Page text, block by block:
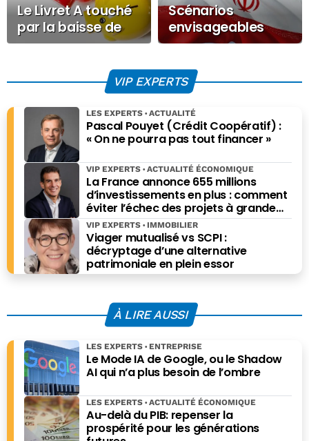
Le Livret A touché
par la baisse de
son taux mais pas
Scénarios
envisageables
pour le conflit
VIP EXPERTS
Pascal Pouyet (Crédit Coopératif) :
« On ne pourra pas tout financer »
LES EXPERTS ACTUALITÉ
La France annonce 655 millions
d’investissements en plus : comment
éviter l’échec des projets à grande
échelle ?
VIP EXPERTS ACTUALITÉ ÉCONOMIQUE
Viager mutualisé vs SCPI :
décryptage d’une alternative
patrimoniale en plein essor
VIP EXPERTS IMMOBILIER
À LIRE AUSSI
Le Mode IA de Google, ou le Shadow
AI qui n’a plus besoin de l’ombre
LES EXPERTS ENTREPRISE
Au-delà du PIB: repenser la
prospérité pour les générations
LES EXPERTS ACTUALITÉ ÉCONOMIQUE